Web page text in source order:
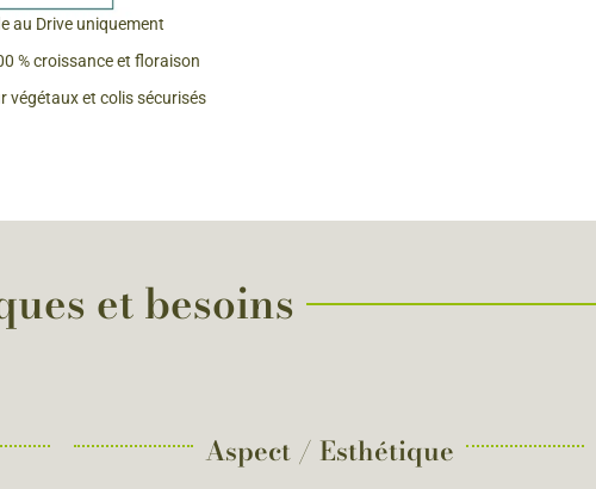
& Graines Spéciales Fraîcheur
de fleurs de A à Z
au Drive uniquement
% croissance et floraison
végétaux et colis sécurisés
et besoins
Aspect / Esthétique